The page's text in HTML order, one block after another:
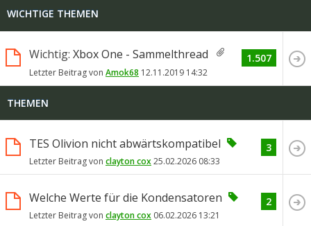
WICHTIGE THEMEN
Wichtig: Xbox One - Sammelthread
Letzter Beitrag von Amok68 12.11.2019 14:32
1.507
THEMEN
TES Olivion nicht abwärtskompatibel
Letzter Beitrag von clayton cox25.02.2026 08:33
3
Welche Werte für die Kondensatoren
Letzter Beitrag von clayton cox 06.02.2026 13:21
2